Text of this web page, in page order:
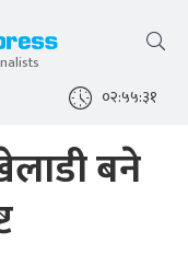
०२:५५:३१
बने